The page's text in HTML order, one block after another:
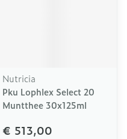
Nutricia
Pku Lophlex Select 20
Muntthee 30x125ml
€ 513,00